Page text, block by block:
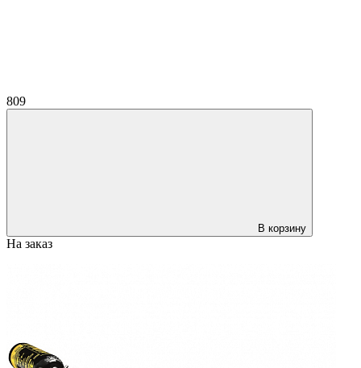
809
В корзину
На заказ